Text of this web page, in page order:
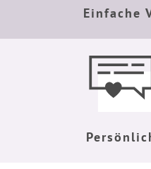
Einfache